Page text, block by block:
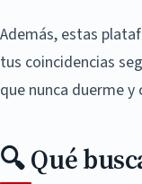
Además, estas
tus coincidencias
que nunca duerme
🔍 Qué